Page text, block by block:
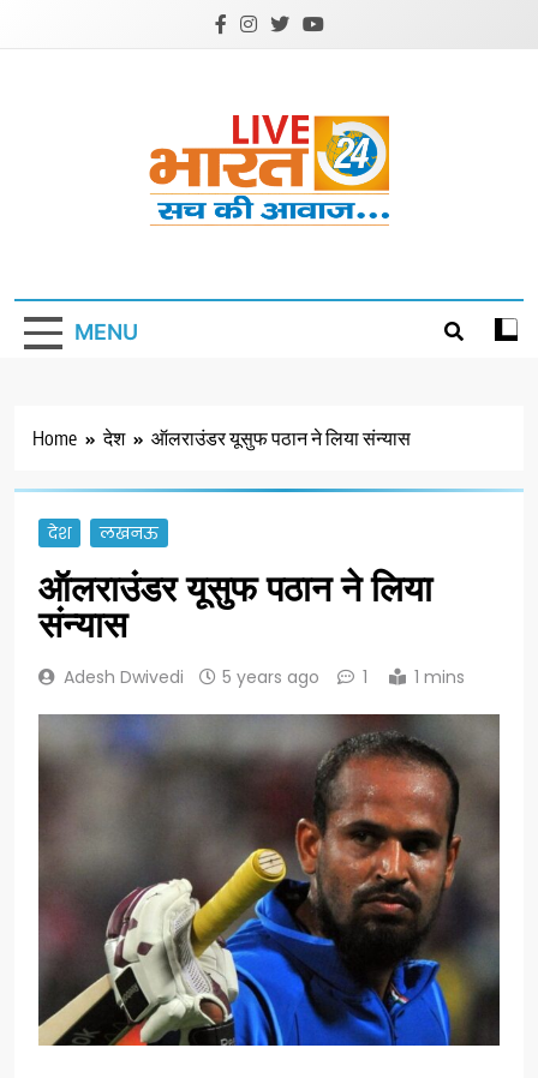
MENU
Home देश ऑलराउंडर यूसुफ पठान ने लिया संन्यास
देश लखनऊ
ऑलराउंडर यूसुफ पठान ने लिया
संन्यास
Adesh Dwivedi 5 years ago 1 1 mins